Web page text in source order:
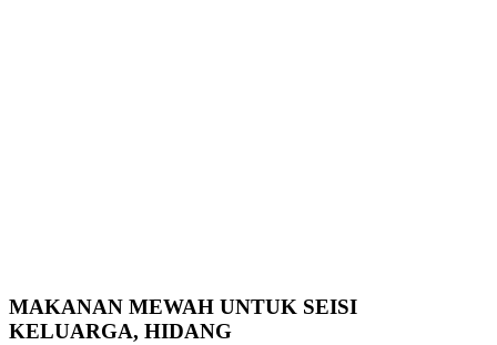
MAKANAN MEWAH UNTUK SEISI
KELUARGA, HIDANG